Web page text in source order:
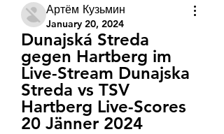
Артём Кузьмин
January 20, 2024
Dunajská Streda
gegen Hartberg im
Live-Stream Dunajska
Streda vs TSV
Hartberg Live-Scores
20 Jänner 2024